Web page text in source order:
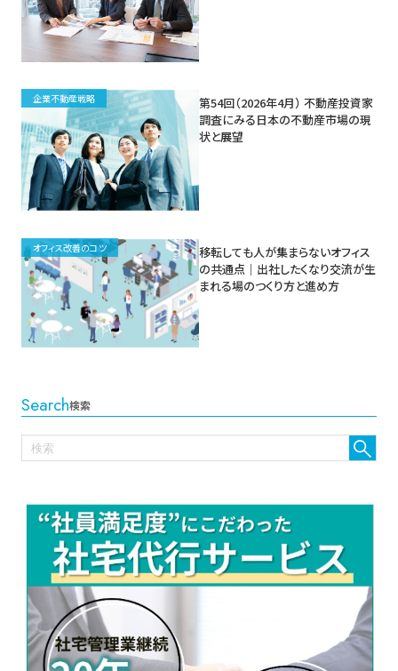
企業不動産戦略
第54回（2026年4月） 不動産投資家
調査にみる日本の不動産市場の現
状と展望
オフィス改善のコツ
移転しても人が集まらないオフィス
の共通点｜出社したくなり交流が生
まれる場のつくり方と進め方
Search検索